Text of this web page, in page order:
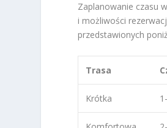
Zaplanowanie czasu
i możliwości
przedstawionych
Trasa
Krótka